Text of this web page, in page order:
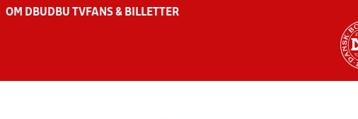
OM DBU DBU TV FANS & BILLETTER